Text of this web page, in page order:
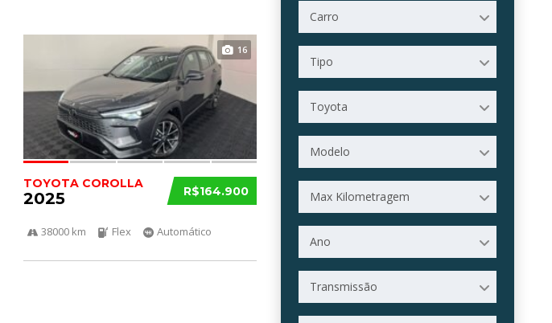
Carro
Tipo
Toyota
Modelo
Max Kilometragem
Ano
Transmissão
16
R$164.900
TOYOTA COROLLA
2025
38000 km Flex Automático